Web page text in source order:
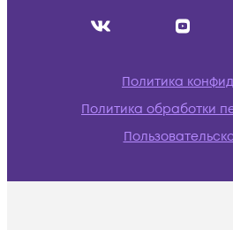
Политика
Политика обработки